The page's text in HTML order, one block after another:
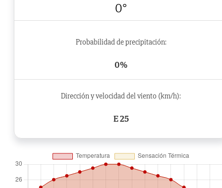
0°
Probabilidad de precipitación:
0%
Dirección y velocidad del viento (km/h):
E 25